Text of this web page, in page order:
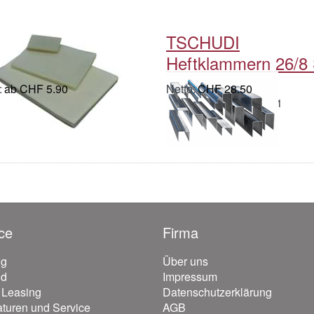
125 My
ab CHF 5.90
CHF 6.38
TSCHUDI
Heftklammern 26/8
CHF 28.50
inkl. MWSt.: CHF 30.81
und Service
Firma
Über uns
Impressum
Datenschutzerklärung
AGB